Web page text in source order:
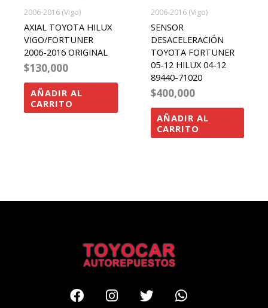
2006-2016 (Vigo)
AXIAL TOYOTA HILUX
VIGO/FORTUNER
2006-2016 ORIGINAL
$130,000
AÑADIR AL
CARRITO
2006-2016 (Vigo)
SENSOR
DESACELERACIÓN
TOYOTA FORTUNER
05-12 HILUX 04-12
89440-71020
$400,000
AÑADIR AL
CARRITO
FacebookInstagram
TwitterWhatsapp